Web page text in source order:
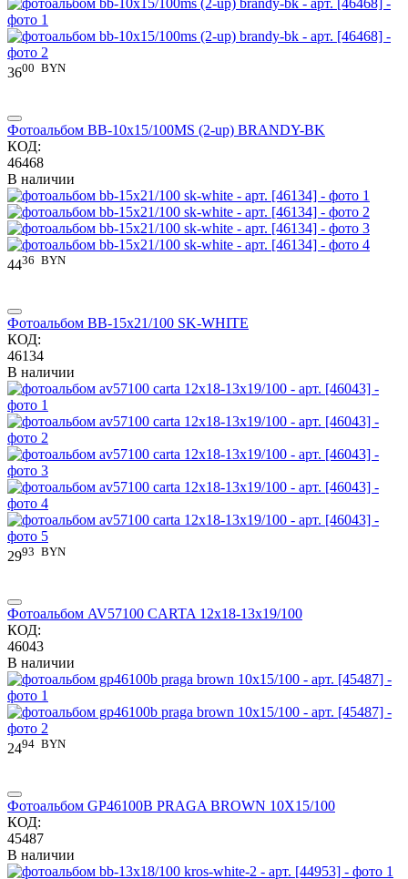
3600 BYN
Фотоальбом BB-10x15/100MS (2-up) BRANDY-BK
КОД:
46468
В наличии
4436 BYN
Фотоальбом BB-15x21/100 SK-WHITE
КОД:
46134
В наличии
2993 BYN
Фотоальбом AV57100 CARTA 12x18-13x19/100
КОД:
46043
В наличии
2494 BYN
Фотоальбом GP46100B PRAGA BROWN 10X15/100
КОД:
45487
В наличии